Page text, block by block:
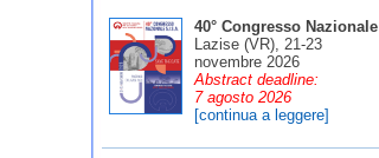
40° Congresso Nazionale
Lazise (VR), 21-23
novembre 2026
Abstract deadline:
7 agosto 2026
[continua a leggere]